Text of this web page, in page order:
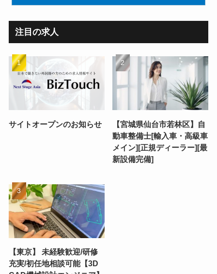
注目の求人
サイトオープンのお知らせ
【宮城県仙台市若林区】自
動車整備士[輸入車・高級車
メイン][正規ディーラー][最
新設備完備]
【東京】 未経験歓迎/研修
充実/初任地相談可能【3D